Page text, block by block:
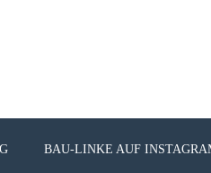
BAU-LINKE AUF